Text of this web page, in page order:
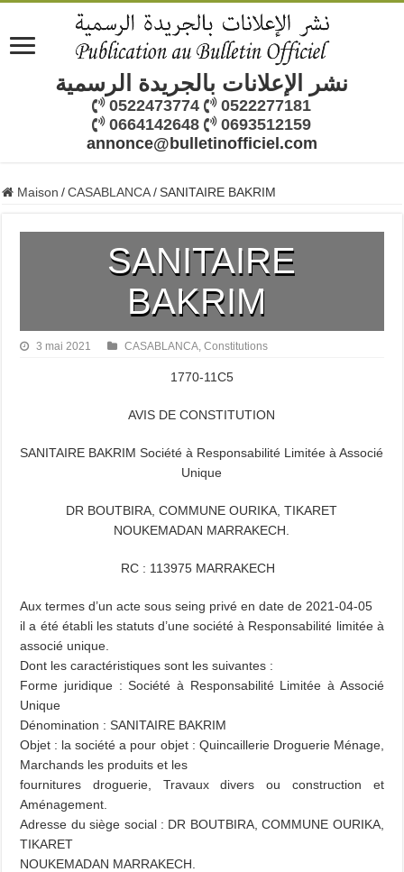
نشر الإعلانات بالجريدة الرسمية
0522473774
0522277181
0664142648
0693512159
annonce@bulletinofficiel.com
Maison / CASABLANCA / SANITAIRE BAKRIM
SANITAIRE
BAKRIM
3 mai 2021 CASABLANCA,Constitutions
1770-11C5
AVIS DE CONSTITUTION
SANITAIRE BAKRIM Société à Responsabilité Limitée à Associé
Unique
DR BOUTBIRA, COMMUNE OURIKA, TIKARET
NOUKEMADAN MARRAKECH.
RC : 113975 MARRAKECH
Aux termes d’un acte sous seing privé en date de 2021-04-05
il a été établi les statuts d’une société à Responsabilité limitée à
associé unique.
Dont les caractéristiques sont les suivantes :
Forme juridique : Société à Responsabilité Limitée à Associé
Unique
Dénomination : SANITAIRE BAKRIM
Objet : la société a pour objet : Quincaillerie Droguerie Ménage,
Marchands les produits et les
fournitures droguerie, Travaux divers ou construction et
Aménagement.
Adresse du siège social : DR BOUTBIRA, COMMUNE OURIKA,
TIKARET
NOUKEMADAN MARRAKECH.